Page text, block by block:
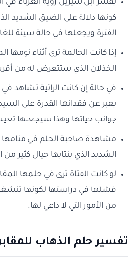
يفسر ابن سيرين رؤية العزباء في
كونها دلالة على الضيق الشديد
الفترة ويجعلها في حالة سيئة
إذا كانت الحالمة ترى أثناء نومها
الخذلان الذي ستتعرض له من
في حالة إن كانت الرائية تشاهد
يعبر عن فقدانها القدرة على
جوانب حياتها وهذا سيجعلها
مشاهدة صاحبة الحلم في منامها
الشديد الذي ينتابها حيال كثير من
لو كانت الفتاة ترى في حلمها
فشلها في دراستها لكونها تنشغل
من الأمور التي لا داعي لها.
تفسير حلم الذهاب